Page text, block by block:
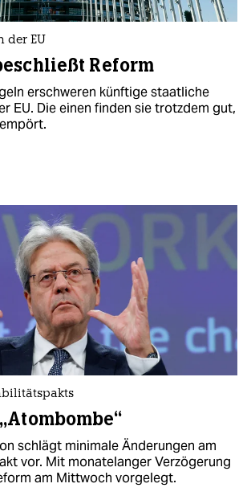
der EU
Reform
erschweren künftige staatliche
EU. Die einen finden sie trotzdem gut,
schlägt minimale Änderungen am
vor. Mit monatelanger Verzögerung
am Mittwoch vorgelegt.